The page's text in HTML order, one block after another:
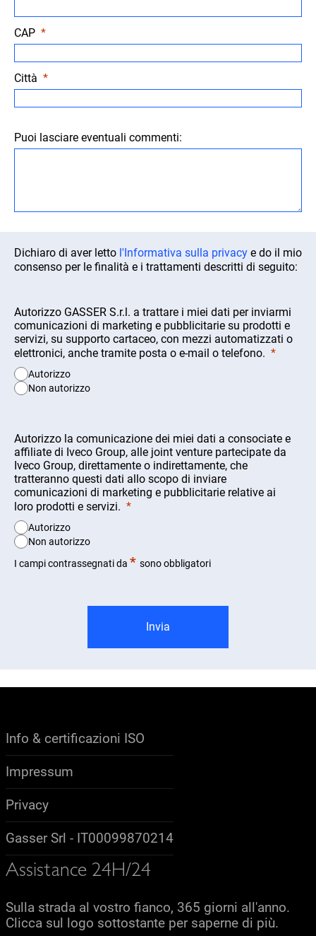
CAP
Città
Puoi lasciare eventuali commenti:
Dichiaro di aver letto l'Informativa sulla privacy e do il mio
consenso per le finalità e i trattamenti descritti di seguito:
Autorizzo GASSER S.r.l. a trattare i miei dati per inviarmi
comunicazioni di marketing e pubblicitarie su prodotti e
servizi, su supporto cartaceo, con mezzi automatizzati o
elettronici, anche tramite posta o e-mail o telefono.
Autorizzo
Non autorizzo
Autorizzo la comunicazione dei miei dati a consociate e
affiliate di Iveco Group, alle joint venture partecipate da
Iveco Group, direttamente o indirettamente, che
tratteranno questi dati allo scopo di inviare
comunicazioni di marketing e pubblicitarie relative ai
loro prodotti e servizi.
Autorizzo
Non autorizzo
I campi contrassegnati da * sono obbligatori
Invia
Info & certificazioni ISO
Impressum
Privacy
Gasser Srl - IT00099870214
Assistance 24H/24
Sulla strada al vostro fianco, 365 giorni all'anno.
Clicca sul logo sottostante per saperne di più.